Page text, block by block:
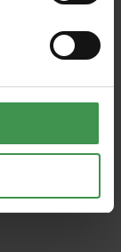
13,97 €